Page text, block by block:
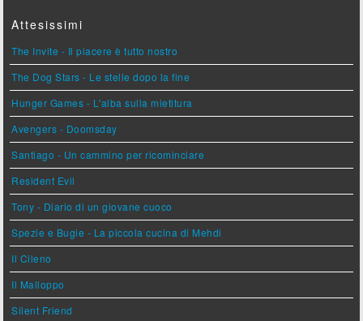
Attesissimi
The Invite - Il piacere è tutto nostro
The Dog Stars - Le stelle dopo la fine
Hunger Games - L'alba sulla mietitura
Avengers - Doomsday
Santiago - Un cammino per ricominciare
Resident Evil
Tony - Diario di un giovane cuoco
Spezie e Bugie - La piccola cucina di Mehdi
Il Cileno
Il Malloppo
Silent Friend